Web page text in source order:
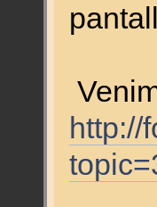
http://